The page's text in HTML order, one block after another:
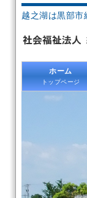
越之湖は黒部市
ホーム
トップページ